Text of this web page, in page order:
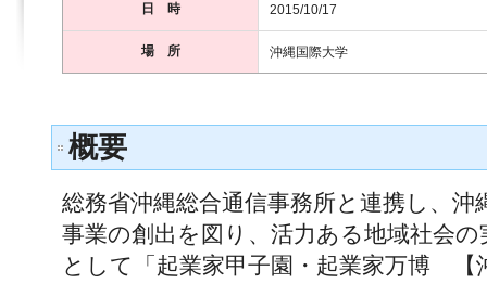
日 時 2015/10/17
場 所 沖縄国際大学
概要
総務省沖縄総合通信事務所と連携し、
事業の創出を図り、活力ある地域社会
として「起業家甲子園・起業家万博 【